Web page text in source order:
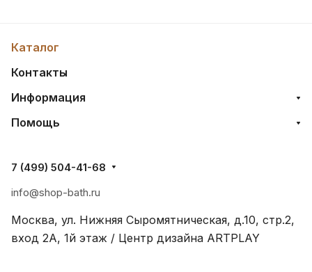
Каталог
Контакты
Информация
Помощь
7 (499) 504-41-68
info@shop-bath.ru
Москва, ул. Нижняя Сыромятническая, д.10, стр.2,
вход 2A, 1й этаж / Центр дизайна ARTPLAY